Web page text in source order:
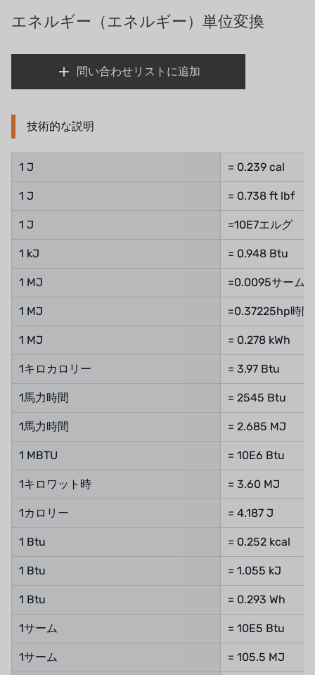
義大利AQUA
アイデックスUSA
エマーソン、アメリカ
デンマークダンフォス
BRAHMA、イタリア
鷺宮
ハネウェル
アズビル（山武）
オルトレマーレ
NIPCON
トロコイド
お問い合わせ
リクルートリセラーフォーム
エネルギー（エネルギー）単位変換
問い合わせリストに追加
技術的な説明
1 J = 0.239 cal
1 J = 0.738 ft lbf
1 J =10E7エルグ
1 kJ = 0.948 Btu
1 MJ =0.0095サーム
1 MJ =0.37225hp時間
1 MJ = 0.278 kWh
1キロカロリー = 3.97 Btu
1馬力時間 = 2545 Btu
1馬力時間 = 2.685 MJ
1 MBTU = 10E6 Btu
1キロワット時 = 3.60 MJ
1カロリー = 4.187 J
1 Btu = 0.252 kcal
1 Btu = 1.055 kJ
1 Btu = 0.293 Wh
1サーム = 10E5 Btu
1サーム = 105.5 MJ